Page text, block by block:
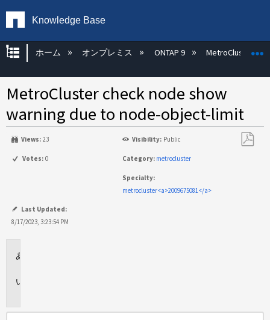
Knowledge Base
グローバル階層を展開/折りたたむ
ホーム オンプレミス ONTAP 9 MetroCluster
MetroCluster check node show
warning due to node-object-limit
Views: 23 Visibility: Public
Votes: 0 Category: metrocluster
Specialty:
metrocluster<a>2009675081</a>
Last Updated:
8/17/2023, 3:23:54 PM